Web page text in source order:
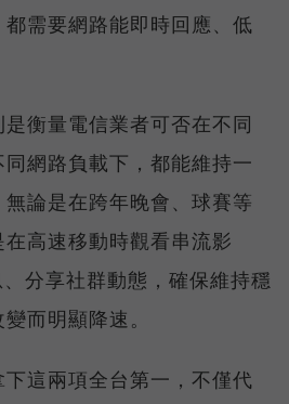
需要網路能即時回應、低
衡量電信業者可否在不同
網路負載下，都能維持一
論是在跨年晚會、球賽等
高速移動時觀看串流影
分享社群動態，確保維持穩
而明顯降速。
這兩項全台第一，不僅代